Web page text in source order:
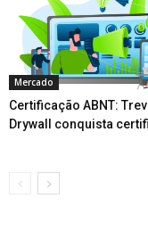
Mercado
Certificação ABNT:
Drywall conquista